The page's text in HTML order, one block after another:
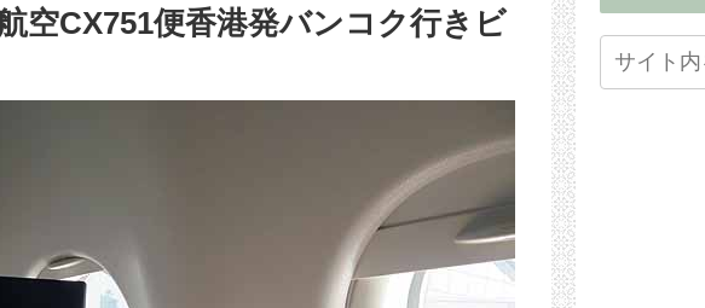
CX751便香港発バンコク行きビ